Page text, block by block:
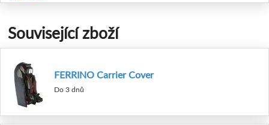
Související zboží
FERRINO Carrier Cover
Do 3 dnů